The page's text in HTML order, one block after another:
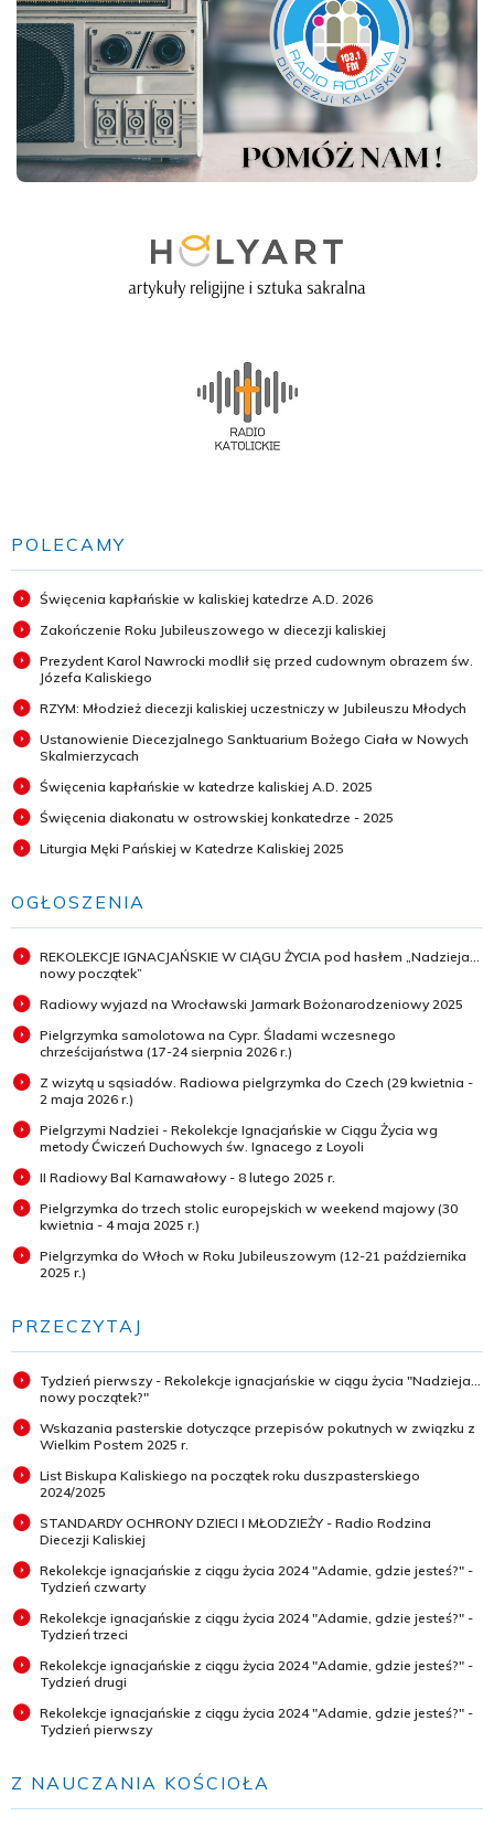
POLECAMY
Święcenia kapłańskie w kaliskiej katedrze A.D. 2026
Zakończenie Roku Jubileuszowego w diecezji kaliskiej
Prezydent Karol Nawrocki modlił się przed cudownym obrazem św.
Józefa Kaliskiego
RZYM: Młodzież diecezji kaliskiej uczestniczy w Jubileuszu Młodych
Ustanowienie Diecezjalnego Sanktuarium Bożego Ciała w Nowych
Skalmierzycach
Święcenia kapłańskie w katedrze kaliskiej A.D. 2025
Święcenia diakonatu w ostrowskiej konkatedrze - 2025
Liturgia Męki Pańskiej w Katedrze Kaliskiej 2025
OGŁOSZENIA
REKOLEKCJE IGNACJAŃSKIE W CIĄGU ŻYCIA pod hasłem „Nadzieja...
nowy początek”
Radiowy wyjazd na Wrocławski Jarmark Bożonarodzeniowy 2025
Pielgrzymka samolotowa na Cypr. Śladami wczesnego
chrześcijaństwa (17-24 sierpnia 2026 r.)
Z wizytą u sąsiadów. Radiowa pielgrzymka do Czech (29 kwietnia -
2 maja 2026 r.)
Pielgrzymi Nadziei - Rekolekcje Ignacjańskie w Ciągu Życia wg
metody Ćwiczeń Duchowych św. Ignacego z Loyoli
II Radiowy Bal Karnawałowy - 8 lutego 2025 r.
Pielgrzymka do trzech stolic europejskich w weekend majowy (30
kwietnia - 4 maja 2025 r.)
Pielgrzymka do Włoch w Roku Jubileuszowym (12-21 października
2025 r.)
PRZECZYTAJ
Tydzień pierwszy - Rekolekcje ignacjańskie w ciągu życia "Nadzieja...
nowy początek?"
Wskazania pasterskie dotyczące przepisów pokutnych w związku z
Wielkim Postem 2025 r.
List Biskupa Kaliskiego na początek roku duszpasterskiego
2024/2025
STANDARDY OCHRONY DZIECI I MŁODZIEŻY - Radio Rodzina
Diecezji Kaliskiej
Rekolekcje ignacjańskie z ciągu życia 2024 "Adamie, gdzie jesteś?" -
Tydzień czwarty
Rekolekcje ignacjańskie z ciągu życia 2024 "Adamie, gdzie jesteś?" -
Tydzień trzeci
Rekolekcje ignacjańskie z ciągu życia 2024 "Adamie, gdzie jesteś?" -
Tydzień drugi
Rekolekcje ignacjańskie z ciągu życia 2024 "Adamie, gdzie jesteś?" -
Tydzień pierwszy
Z NAUCZANIA KOŚCIOŁA